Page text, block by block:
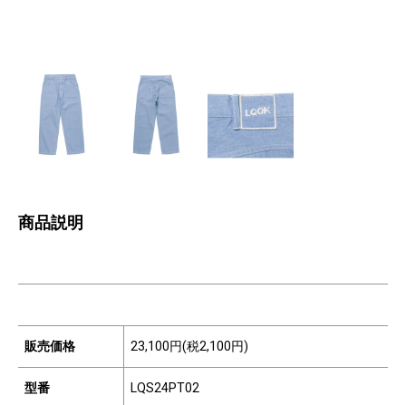
商品説明
販売価格 23,100円(税2,100円)
型番 LQS24PT02